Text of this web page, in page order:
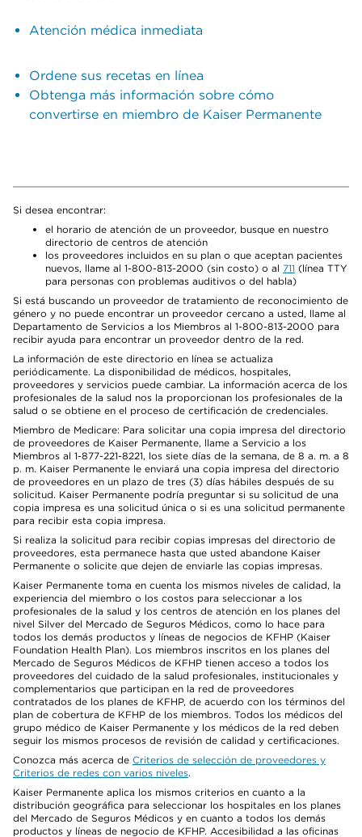
Atención médica inmediata
Ordene sus recetas en línea
Obtenga más información sobre cómo
convertirse en miembro de Kaiser Permanente
Si desea encontrar:
el horario de atención de un proveedor, busque en nuestro
directorio de centros de atención
los proveedores incluidos en su plan o que aceptan pacientes
nuevos, llame al 1-800-813-2000 (sin costo) o al 711 (línea TTY
para personas con problemas auditivos o del habla)
Si está buscando un proveedor de tratamiento de reconocimiento de
género y no puede encontrar un proveedor cercano a usted, llame al
Departamento de Servicios a los Miembros al 1-800-813-2000 para
recibir ayuda para encontrar un proveedor dentro de la red.
La información de este directorio en línea se actualiza
periódicamente. La disponibilidad de médicos, hospitales,
proveedores y servicios puede cambiar. La información acerca de los
profesionales de la salud nos la proporcionan los profesionales de la
salud o se obtiene en el proceso de certificación de credenciales.
Miembro de Medicare: Para solicitar una copia impresa del directorio
de proveedores de Kaiser Permanente, llame a Servicio a los
Miembros al 1-877-221-8221, los siete días de la semana, de 8 a. m. a 8
p. m. Kaiser Permanente le enviará una copia impresa del directorio
de proveedores en un plazo de tres (3) días hábiles después de su
solicitud. Kaiser Permanente podría preguntar si su solicitud de una
copia impresa es una solicitud única o si es una solicitud permanente
para recibir esta copia impresa.
Si realiza la solicitud para recibir copias impresas del directorio de
proveedores, esta permanece hasta que usted abandone Kaiser
Permanente o solicite que dejen de enviarle las copias impresas.
Kaiser Permanente toma en cuenta los mismos niveles de calidad, la
experiencia del miembro o los costos para seleccionar a los
profesionales de la salud y los centros de atención en los planes del
nivel Silver del Mercado de Seguros Médicos, como lo hace para
todos los demás productos y líneas de negocios de KFHP (Kaiser
Foundation Health Plan). Los miembros inscritos en los planes del
Mercado de Seguros Médicos de KFHP tienen acceso a todos los
proveedores del cuidado de la salud profesionales, institucionales y
complementarios que participan en la red de proveedores
contratados de los planes de KFHP, de acuerdo con los términos del
plan de cobertura de KFHP de los miembros. Todos los médicos del
grupo médico de Kaiser Permanente y los médicos de la red deben
seguir los mismos procesos de revisión de calidad y certificaciones.
Conozca más acerca de Criterios de selección de proveedores y
Criterios de redes con varios niveles.
Kaiser Permanente aplica los mismos criterios en cuanto a la
distribución geográfica para seleccionar los hospitales en los planes
del Mercado de Seguros Médicos y en cuanto a todos los demás
productos y líneas de negocio de KFHP. Accesibilidad a las oficinas